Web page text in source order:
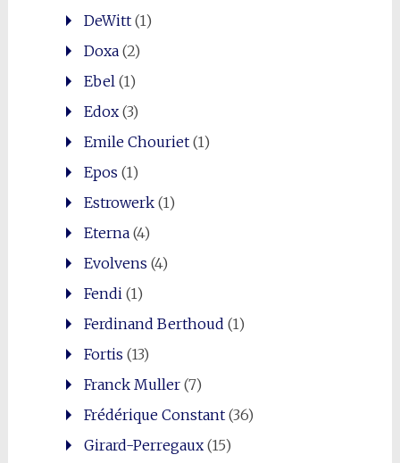
DeWitt(1)
Doxa(2)
Ebel (1)
Edox(3)
Emile Chouriet(1)
Epos (1)
Estrowerk(1)
Eterna(4)
Evolvens (4)
Fendi (1)
Ferdinand Berthoud (1)
Fortis (13)
Franck Muller(7)
Frédérique Constant(36)
Girard-Perregaux(15)